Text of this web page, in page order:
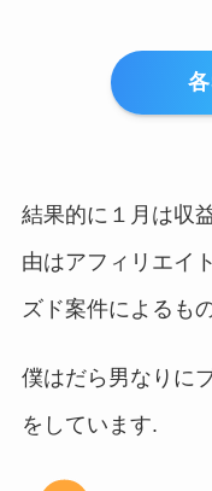
結果的に１月は収
由はアフィリエイ
ズド案件によるも
僕はだら男なりに
をしています.